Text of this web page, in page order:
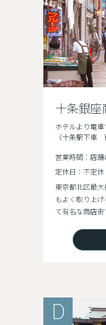
十条銀座
ホテルより電
（十条駅下車
営業時間：店
定休日：不定休
東京都北区最
もよく取り上
て有名な商店街
D